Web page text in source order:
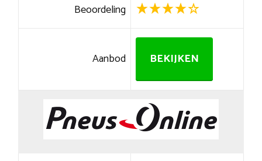
Beoordeling
Aanbod BEKIJKEN